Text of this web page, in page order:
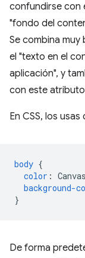
confundirse con
"fondo del
Se combina muy
el "texto en el
aplicación", y
con este
En CSS, los
body {
color :
background-
}
De forma